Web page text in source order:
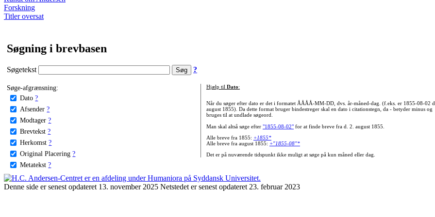
Forskning
Titler oversat
Søgning i brevbasen
Søgetekst ?
Søge-afgrænsning:
Dato ?
Afsender ?
Modtager ?
Brevtekst ?
Herkomst ?
Original Placering ?
Metatekst ?
Hjælp til Dato:
Når du søger efter dato er det i formatet ÅÅÅÅ-MM-DD, dvs. år-måned-dag. (f.eks. er 1855-08-02
august 1855). Da dette format bruger bindestreger skal en dato i citationstegn, da - betyder minus og
bruges til at undlade søgeord.
Man skal altså søge efter "1855-08-02"for at finde breve fra d. 2. august 1855.
Alle breve fra 1855: +1855*
Alle breve fra august 1855: +"1855-08"*
Det er på nuværende tidspunkt ikke muligt at søge på kun måned eller dag.
Denne side er senest opdateret 13. november 2025 Netstedet er senest opdateret 23. februar 2023